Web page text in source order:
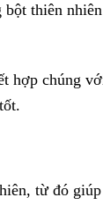
bột thiên
hợp chúng
từ đó